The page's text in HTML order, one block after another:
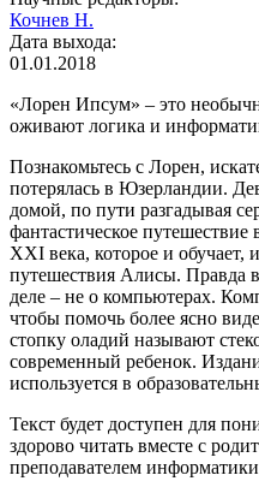
Кочнев Н.
Дата выхода:
01.01.2018
«Лорен Ипсум» – это
оживают логика и
Познакомьтесь с Лорен,
потерялась в Юзерландии.
домой, по пути разгадывая
фантастическое
XXI века, которое и обучает,
путешествия Алисы. Правда
деле – не о компьютерах.
чтобы помочь более ясно
стопку оладий называют
современный ребенок.
используется в
Текст будет доступен для
здорово читать вместе с
преподавателем